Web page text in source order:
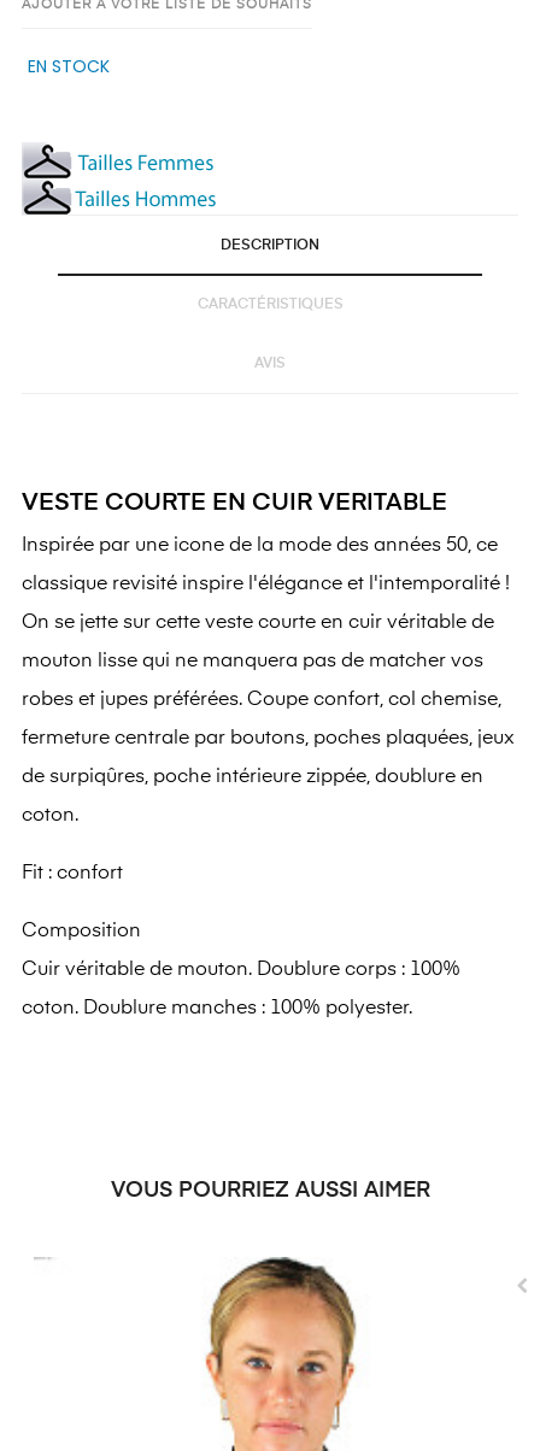
AJOUTER À VOTRE LISTE DE SOUHAITS
EN STOCK
DESCRIPTION
CARACTÉRISTIQUES
AVIS
VESTE COURTE EN CUIR VERITABLE
Inspirée par une icone de la mode des années 50, ce
classique revisité inspire l'élégance et l'intemporalité !
On se jette sur cette veste courte en cuir véritable de
mouton lisse qui ne manquera pas de matcher vos
robes et jupes préférées. Coupe confort, col chemise,
fermeture centrale par boutons, poches plaquées, jeux
de surpiqûres, poche intérieure zippée, doublure en
coton.
Fit : confort
Composition
Cuir véritable de mouton. Doublure corps : 100%
coton. Doublure manches : 100% polyester.
VOUS POURRIEZ AUSSI AIMER